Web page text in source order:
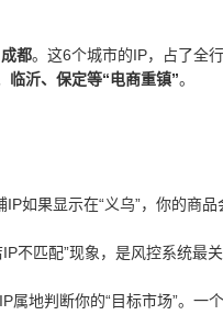
都。这6个城市的IP，占了全
临沂、保定等“电商重镇”。
如果显示在“义乌”，你的商
匹配”现象，是风控系统最
地判断你的“目标市场”。